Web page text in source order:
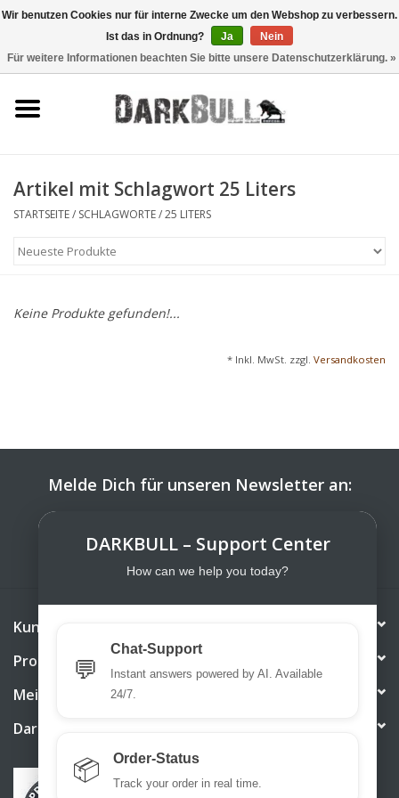
Schiesstraining
taktische Ausrüstung
Optiken & Laser
Blog
Artikel mit Schlagwort 25 Liters
STARTSEITE/ SCHLAGWORTE/25 LITERS
Keine Produkte gefunden!...
* Inkl. MwSt. zzgl. Versandkosten
Melde Dich für unseren Newsletter an:
Kundendienst
Produkte
Mein Konto
DarkBull TrendStore
Wir benutzen Cookies nur für interne Zwecke um den Webshop zu verbessern.
Ist das in Ordnung?
Ja
Nein
Für weitere Informationen beachten Sie bitte unsere Datenschutzerklärung. »
DARKBULL – Support Center
How can we help you today?
💬
Chat-Support
Instant answers powered by AI. Available
24/7.
📦 Order-Status
Track your order in real time.